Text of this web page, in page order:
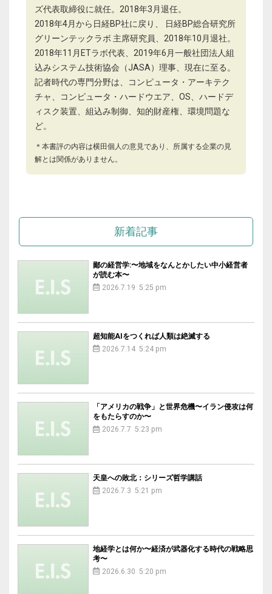
ズ代表取締役に就任。2018年3月退任。
2018年4月から日経BP社に戻り、 日経BP総合研究所
グリーンテックラボ 主席研究員、2018年10月退社。
2018年11月ETラボ代表、2019年6月一般社団法人組
込みシステム技術協会（JASA）理事、現在に至る。
記者時代の専門分野は、コンピュータ・アーキテク
チャ、コンピュータ・ハードウエア、OS、ハードデ
ィスク装置、組込み制御、知的財産権、環境問題な
ど。
＊本書評の内容は横田個人の意見であり、所属する企業の見
解とは関係がありません。
新着記事
鄙の経営学:〜地域をなんとかしたい中小経営者
が読む本〜
2026.7.19 5:25 pm
超知能AIをつくれば人類は絶滅する
2026.7.14 5:24 pm
「アメリカの戦争」と世界危機〜イラン侵攻は何
をもたらすのか〜
2026.7.7 5:23 pm
天皇への敗北：シリーズ哲学講話
2026.7.3 5:21 pm
地経学とは何か〜経済が武器化する時代の戦略思
考〜
2026.6.30 5:20 pm